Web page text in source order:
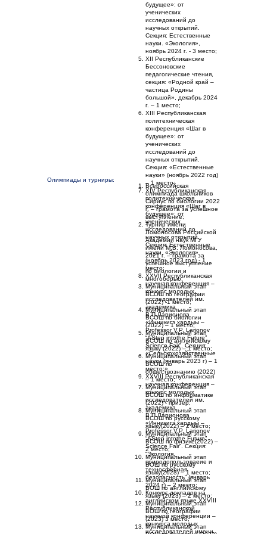
будущее»: от
ученических
исследований до
научных открытий.
Секция: Естественные
науки. «Экология»,
ноябрь 2024 г. - 3 место;
XII Республиканские
Бессоновские
педагогические чтения,
секция: «Родной край –
частица Родины
большой», декабрь 2024
г. – 1 место;
XIII Республиканская
политехническая
конференция «Шаг в
будущее»: от
ученических
исследований до
научных открытий.
Секция: «Естественные
науки» (ноябрь 2022 год)
– 1 место;
XIV Республиканская
политехническая
конференция «Шаг в
будущее»: от
ученических
исследований до
научных открытий.
Секция: Естественные
науки. «Экология»
(ноябрь 2023 год) - 1
место;
XXVII Республиканская
научная конференция –
конкурс молодых
исследователей им.
академика
В.П.Ларионова
«Инникигэ хардыы –
Professor V.P. Larionov
“AStep intothe Future”
Science Fair”. Секция:
«Сельскохозяйственные
науки (январь 2023 г) – 1
место;»
XXVIII Республиканская
научная конференция –
конкурс молодых
исследователей им.
академика
В.П.Ларионова
«Инникигэ хардыы –
Professor V.P. Larionov
“AStep intothe Future”
Science Fair”. Секция:
“Экология,
природопользоваеие и
техносферная
безопасность” (январь
2024 г) – 2 место;
Конкурс докладов на
английском языке XXVIII
Республиканской
научной конференции –
конкурса молодых
исследователей имени
Всероссийская
олимпиада школьников
Сириус по биологии 2022
г. – грамота за успешное
выступление;
Турнир имени
Ломоносова Российской
Академии наук МГУ
имени М.В. Ломоносова,
2021 г. – грамота за
успешное выступление
по биологии и
многоборью.
Муниципальный этап
ВСОШ по географии
(2022) -1 место;
Муниципальный этап
ВСОШ по биологии
(2022) – 1 место;
Муниципальный этап
ВСОШ по английскому
языку (2022) – 1 место;
Муниципальный этап
ВСОШ по
обществознанию (2022)
– 1 место;
Муниципальный этап
ВСОШ по информатике
(2022) - призер;
Муниципальный этап
ВСОШ по русскому
языку(2022) – 2 место;
Муниципальный этап
ВСОШ по физике(2022) –
2 место;
Муниципальный этап
ВОШ по русскому
языку(2023) – 1 место;
Муниципальный этап
ВОШ по английскому
языку (2023) – 2 место;
Муниципальный этап
ВОШ по географии
(2023) 3 место;
Муниципальный этап
Олимпиады и турниры: